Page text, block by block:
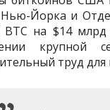
Йорка и
BTC на $14
крупной
труд